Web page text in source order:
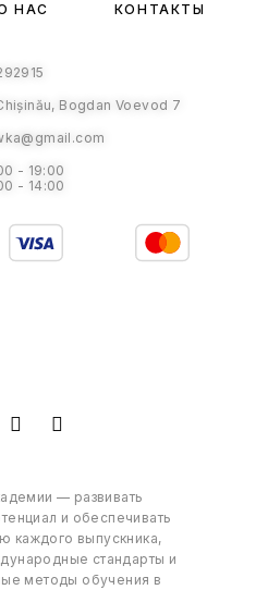
НАС КОНТАКТЫ
Bogdan Voevod 7
- 19:00
- 14:00
— развивать
и обеспечивать
каждого выпускника,
стандарты и
методы обучения в